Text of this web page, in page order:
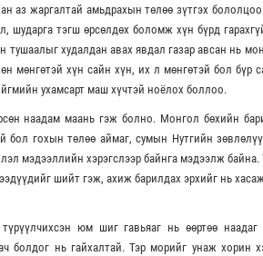
аз жаргалтай амьдрахын төлөө зүтгэх бололцоо
шударга тэгш өрсөлдөх боломж хүн бүрд
тушаалыг худалдан авах явдал газар авсан нь
мөнгөтэй хүн сайн хүн, их л мөнгөтэй бол бүр
ухамсарт маш хүчтэй ноёлох боллоо.
наадам маань гэж болно. Монгол бөхийн
бол гохын төлөө аймаг, сумын Нутгийн
мэдээллийн хэрэгслээр байнга мэдээлж байна.
шийт гэж, ахиж барилдах эрхийг нь
юм шиг гавьяаг нь өөртөө наадаг
болдог нь гайхалтай. Тэр морийг унаж хорин